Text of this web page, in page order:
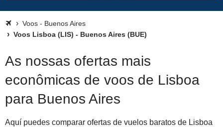
Voos - Buenos Aires
Voos Lisboa (LIS) - Buenos Aires (BUE)
As nossas ofertas mais
econômicas de voos de Lisboa
para Buenos Aires
Aquí puedes comparar ofertas de vuelos baratos de Lisboa